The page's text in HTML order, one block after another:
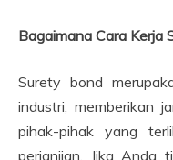
Bagaimana Cara Kerja
Surety bond
industri, memberikan
pihak-pihak yang
perjanjian. Jika Anda